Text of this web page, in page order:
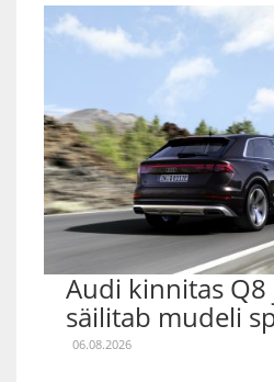
Audi kinnitas Q8
säilitab mudeli
06.08.2026